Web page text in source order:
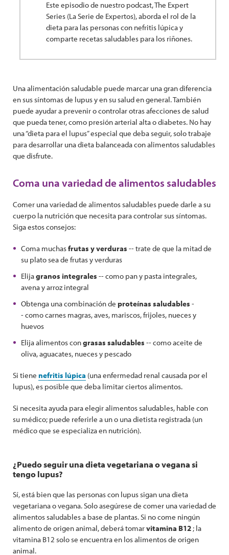
Este episodio de nuestro podcast, The Expert
Series (La Serie de Expertos), aborda el rol de la
dieta para las personas con nefritis lúpica y
comparte recetas saludables para los riñones.
Una alimentación saludable puede marcar una gran diferencia
en sus síntomas de lupus y en su salud en general. También
puede ayudar a prevenir o controlar otras afecciones de salud
que pueda tener, como presión arterial alta o diabetes. No hay
una “dieta para el lupus” especial que deba seguir, solo trabaje
para desarrollar una dieta balanceada con alimentos saludables
que disfrute.
Coma una variedad de alimentos saludables
Comer una variedad de alimentos saludables puede darle a su
cuerpo la nutrición que necesita para controlar sus síntomas.
Siga estos consejos:
Coma muchasfrutas y verduras -- trate de que la mitad de
su plato sea de frutas y verduras
Elijagranos integrales -- como pan y pasta integrales,
avena y arroz integral
Obtenga una combinación de proteínas saludables -
- como carnes magras, aves, mariscos, frijoles, nueces y
huevos
Elija alimentos congrasas saludables -- como aceite de
oliva, aguacates, nueces y pescado
Si tiene nefritis lúpica (una enfermedad renal causada por el
lupus), es posible que deba limitar ciertos alimentos.
Si necesita ayuda para elegir alimentos saludables, hable con
su médico; puede referirle a un o una dietista registrada (un
médico que se especializa en nutrición).
¿Puedo seguir una dieta vegetariana o vegana si
tengo lupus?
Sí, está bien que las personas con lupus sigan una dieta
vegetariana o vegana. Solo asegúrese de comer una variedad de
alimentos saludables a base de plantas. Si no come ningún
alimento de origen animal, deberá tomarvitamina B12 ; la
vitamina B12 solo se encuentra en los alimentos de origen
animal.